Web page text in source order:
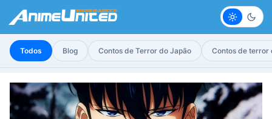
Claro
Todos Blog Contos de Terror do Japão Contos de terror